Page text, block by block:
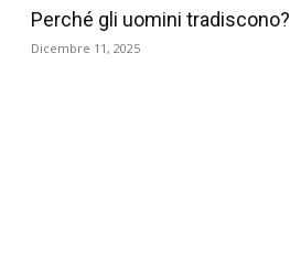
Perché gli uomini tradiscono?
Dicembre 11, 2025